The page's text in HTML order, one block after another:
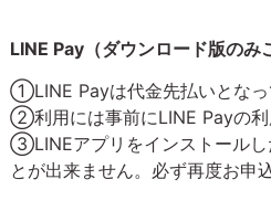
LINE Pay（ダウンロード版のみ
①LINE Payは代金先払いとなっ
②利用には事前にLINE Payの利
③LINEアプリをインストールし
とが出来ません。必ず再度お申